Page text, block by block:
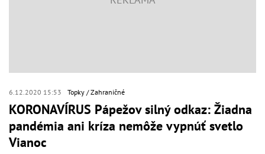
6.12.2020 15:53 Topky Zahraničné
KORONAVÍRUS Pápežov silný odkaz: Žiadna
pandémia ani kríza nemôže vypnúť svetlo
Vianoc